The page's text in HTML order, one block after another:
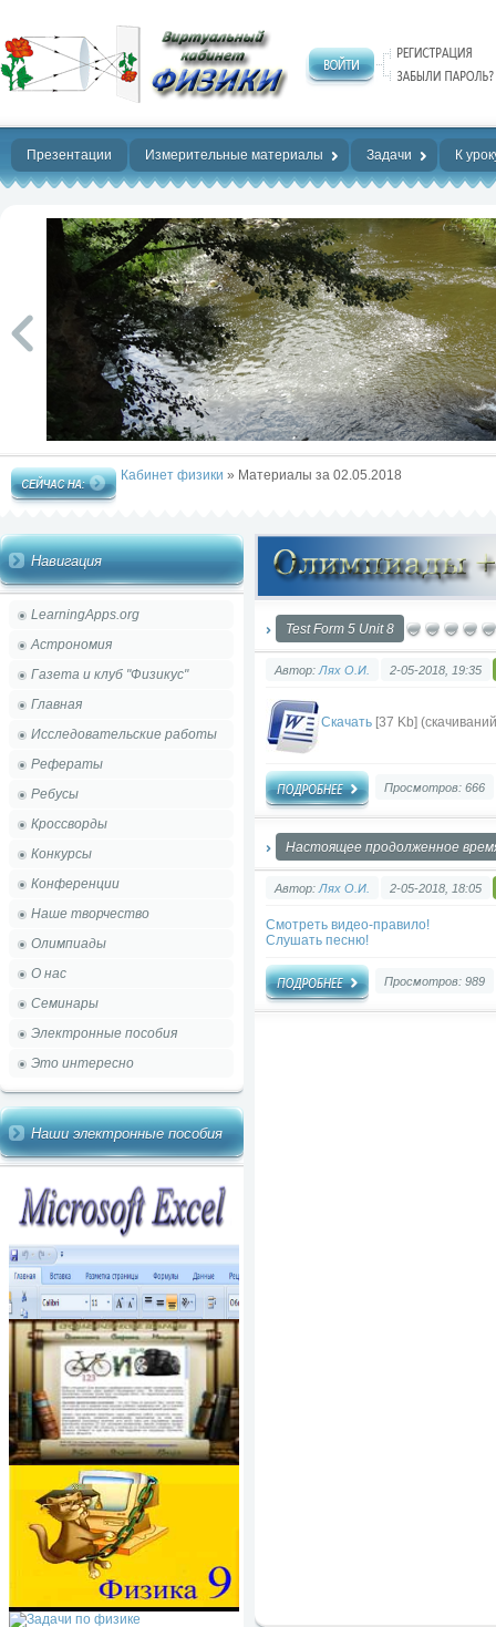
Нет предела
совершенству!
Презентации Измерительные материалы Задачи К
Кабинет физики » Материалы за 02.05.2018
Навигация
LearningApps.org
Астрономия
Газета и клуб "Физикус"
Главная
Исследовательские работы
Рефераты
Ребусы
Кроссворды
Конкурсы
Конференции
Наше творчество
Олимпиады
О нас
Семинары
Электронные пособия
Это интересно
Наши электронные пособия
Test Form 5 Unit 8
Автор: Лях О.И. 2-05-2018, 19:35
Скачать [37 Kb]
Просмотров: 666
Настоящее продолженное
Автор: Лях О.И. 2-05-2018, 18:05
Смотреть видео-правило!
Слушать песню!
Просмотров: 989